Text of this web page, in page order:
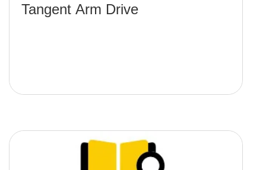
Tangent Arm Drive